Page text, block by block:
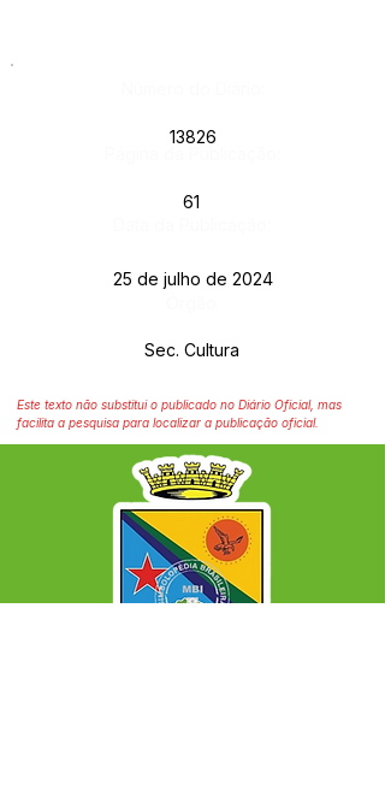
13826
61
25 de julho de 2024
Sec. Cultura
Este texto não substitui o publicado no Diário Oficial, mas
facilita a pesquisa para localizar a publicação oficial.